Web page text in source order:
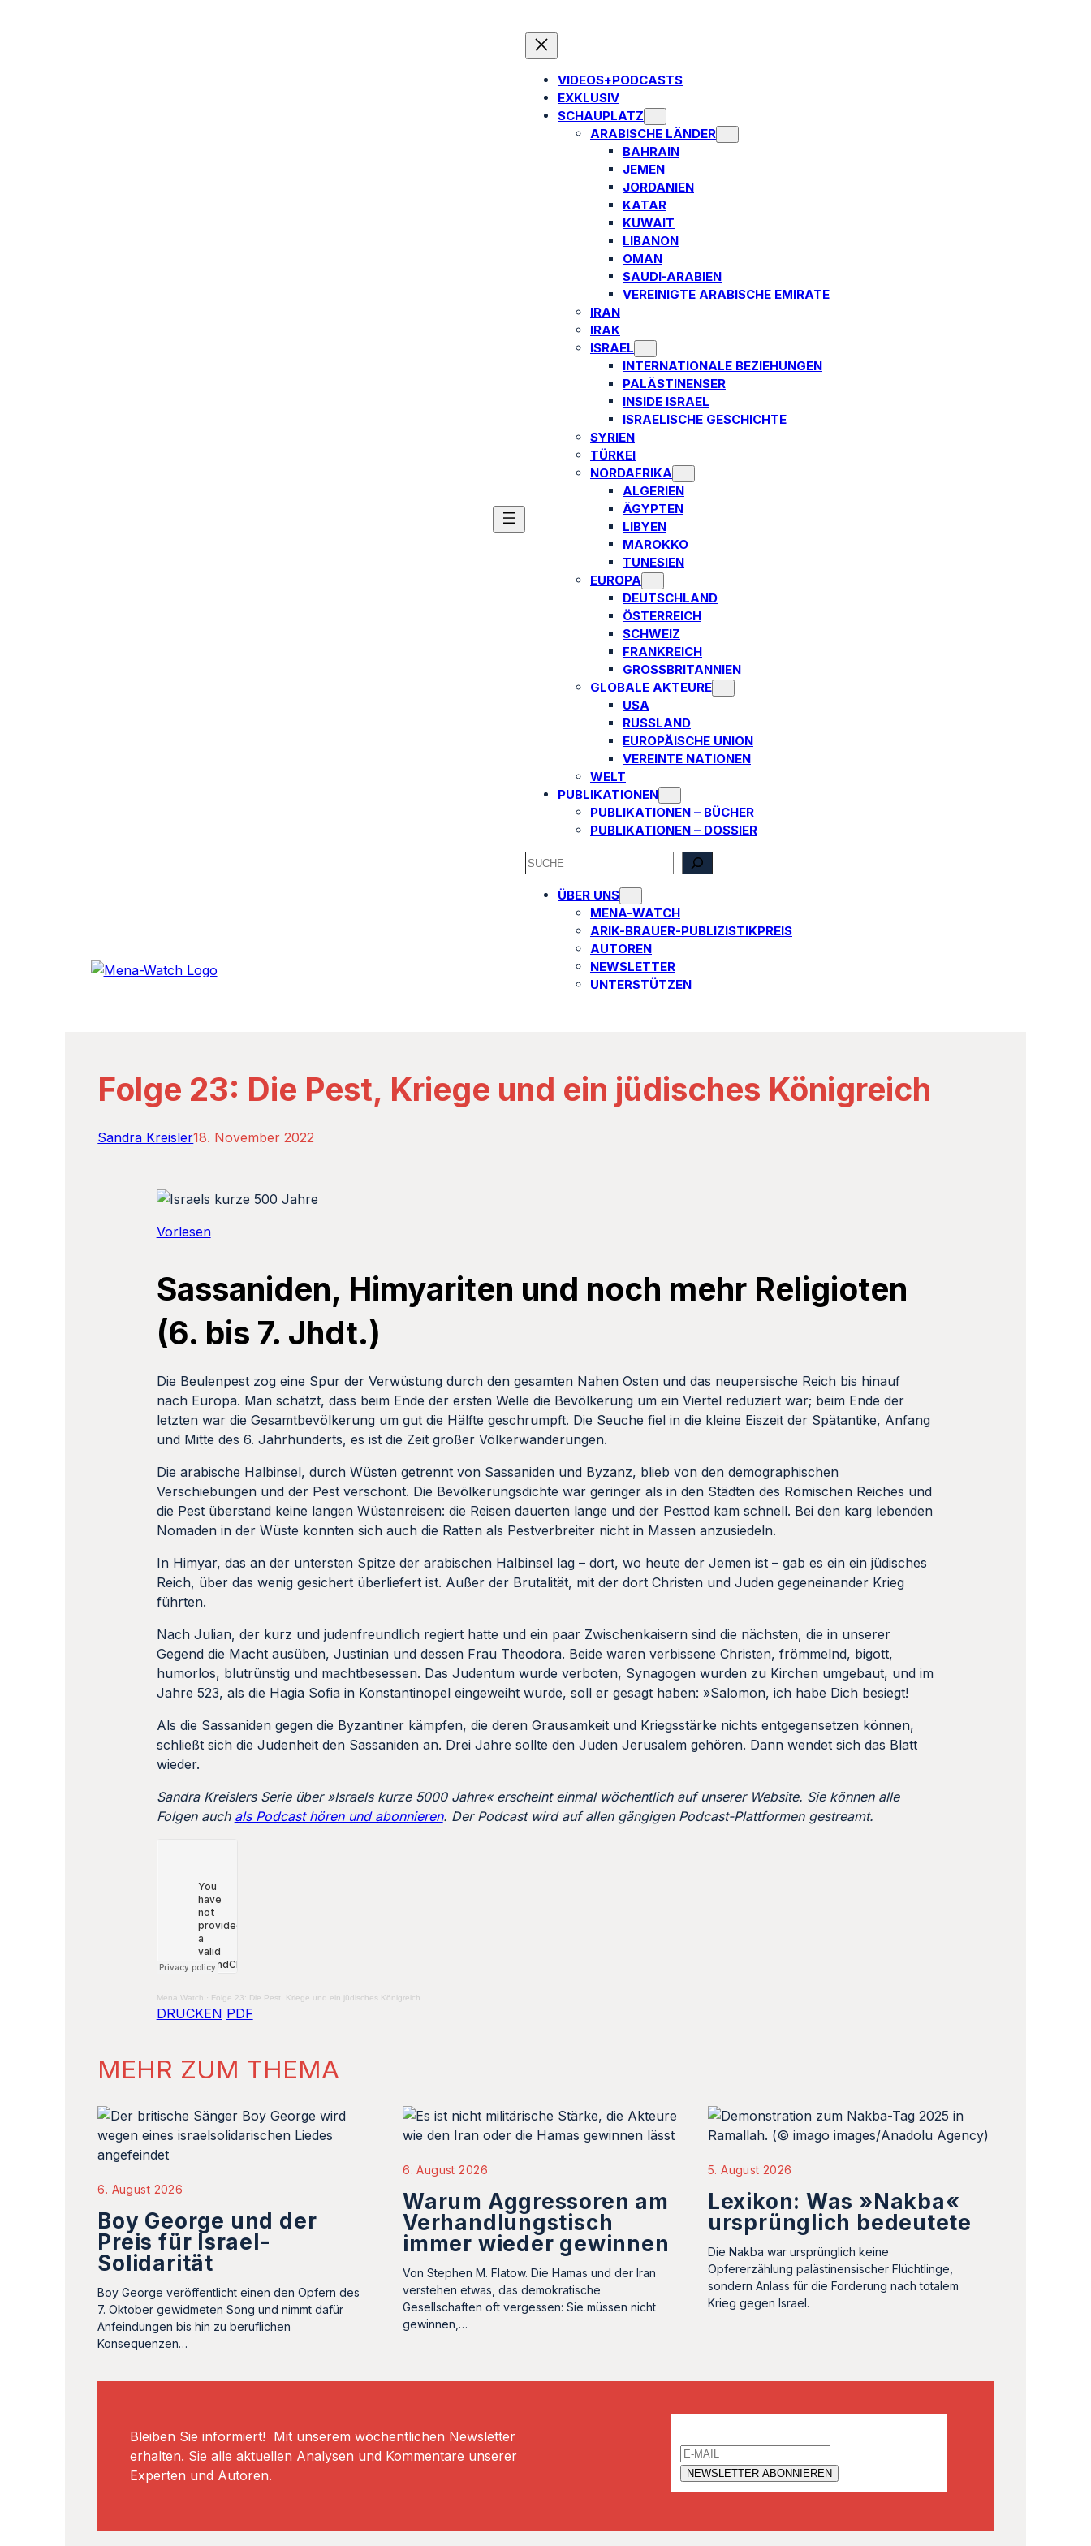
VIDEOS+PODCASTS
EXKLUSIV
SCHAUPLATZ
ARABISCHE LÄNDER
BAHRAIN
JEMEN
JORDANIEN
KATAR
KUWAIT
LIBANON
OMAN
SAUDI-ARABIEN
VEREINIGTE ARABISCHE EMIRATE
IRAN
IRAK
ISRAEL
INTERNATIONALE BEZIEHUNGEN
PALÄSTINENSER
INSIDE ISRAEL
ISRAELISCHE GESCHICHTE
SYRIEN
TÜRKEI
NORDAFRIKA
ALGERIEN
ÄGYPTEN
LIBYEN
MAROKKO
TUNESIEN
EUROPA
DEUTSCHLAND
ÖSTERREICH
SCHWEIZ
FRANKREICH
GROSSBRITANNIEN
GLOBALE AKTEURE
USA
RUSSLAND
EUROPÄISCHE UNION
VEREINTE NATIONEN
WELT
PUBLIKATIONEN
PUBLIKATIONEN – BÜCHER
PUBLIKATIONEN – DOSSIER
SEARCH
ÜBER UNS
MENA-WATCH
ARIK-BRAUER-PUBLIZISTIKPREIS
AUTOREN​
NEWSLETTER
UNTERSTÜTZEN
Folge 23: Die Pest, Kriege und ein jüdisches Königreich
Sandra Kreisler18. November 2022
Vorlesen
Sassaniden, Himyariten und noch mehr Religioten
(6. bis 7. Jhdt.)
Die Beulenpest zog eine Spur der Verwüstung durch den gesamten Nahen Osten und das neupersische Reich bis hinauf
nach Europa. Man schätzt, dass beim Ende der ersten Welle die Bevölkerung um ein Viertel reduziert war; beim Ende der
letzten war die Gesamtbevölkerung um gut die Hälfte geschrumpft. Die Seuche fiel in die kleine Eiszeit der Spätantike, Anfang
und Mitte des 6. Jahrhunderts, es ist die Zeit großer Völkerwanderungen.
Die arabische Halbinsel, durch Wüsten getrennt von Sassaniden und Byzanz, blieb von den demographischen
Verschiebungen und der Pest verschont. Die Bevölkerungsdichte war geringer als in den Städten des Römischen Reiches und
die Pest überstand keine langen Wüstenreisen: die Reisen dauerten lange und der Pesttod kam schnell. Bei den karg lebenden
Nomaden in der Wüste konnten sich auch die Ratten als Pestverbreiter nicht in Massen anzusiedeln.
In Himyar, das an der untersten Spitze der arabischen Halbinsel lag – dort, wo heute der Jemen ist – gab es ein ein jüdisches
Reich, über das wenig gesichert überliefert ist. Außer der Brutalität, mit der dort Christen und Juden gegeneinander Krieg
führten.
Nach Julian, der kurz und judenfreundlich regiert hatte und ein paar Zwischenkaisern sind die nächsten, die in unserer
Gegend die Macht ausüben, Justinian und dessen Frau Theodora. Beide waren verbissene Christen, frömmelnd, bigott,
humorlos, blutrünstig und machtbesessen. Das Judentum wurde verboten, Synagogen wurden zu Kirchen umgebaut, und im
Jahre 523, als die Hagia Sofia in Konstantinopel eingeweiht wurde, soll er gesagt haben: »Salomon, ich habe Dich besiegt!
Als die Sassaniden gegen die Byzantiner kämpfen, die deren Grausamkeit und Kriegsstärke nichts entgegensetzen können,
schließt sich die Judenheit den Sassaniden an. Drei Jahre sollte den Juden Jerusalem gehören. Dann wendet sich das Blatt
wieder.
Sandra Kreislers Serie über »Israels kurze 5000 Jahre« erscheint einmal wöchentlich auf unserer Website. Sie können alle
Folgen auch als Podcast hören und abonnieren. Der Podcast wird auf allen gängigen Podcast-Plattformen gestreamt.
Mena Watch · Folge 23: Die Pest, Kriege und ein jüdisches Königreich
DRUCKEN PDF
MEHR ZUM THEMA
6. August 2026
Boy George und der
Preis für Israel-
Solidarität
Boy George veröffentlicht einen den Opfern des
7. Oktober gewidmeten Song und nimmt dafür
Anfeindungen bis hin zu beruflichen
Konsequenzen…
6. August 2026
Warum Aggressoren am
Verhandlungstisch
immer wieder gewinnen
Von Stephen M. Flatow. Die Hamas und der Iran
verstehen etwas, das demokratische
Gesellschaften oft vergessen: Sie müssen nicht
gewinnen,…
5. August 2026
Lexikon: Was »Nakba«
ursprünglich bedeutete
Die Nakba war ursprünglich keine
Opfererzählung palästinensischer Flüchtlinge,
sondern Anlass für die Forderung nach totalem
Krieg gegen Israel.
Bleiben Sie informiert! Mit unserem wöchentlichen Newsletter
erhalten. Sie alle aktuellen Analysen und Kommentare unserer
Experten und Autoren.